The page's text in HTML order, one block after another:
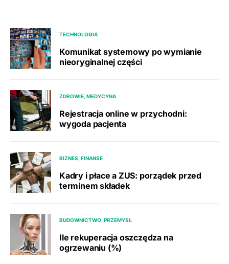
TECHNOLOGIA
Komunikat systemowy po wymianie
nieoryginalnej części
ZDROWIE, MEDYCYNA
Rejestracja online w przychodni:
wygoda pacjenta
BIZNES, FINANSE
Kadry i płace a ZUS: porządek przed
terminem składek
BUDOWNICTWO, PRZEMYSŁ
Ile rekuperacja oszczędza na
ogrzewaniu (%)